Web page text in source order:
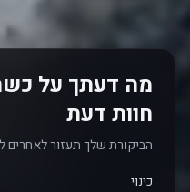
מה דעתך על
חוות דעת
הביקורת שלך תעזור לאחרים
כינוי